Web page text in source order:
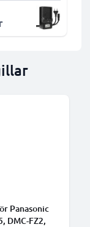
Panasonic
DMC-FZ2,